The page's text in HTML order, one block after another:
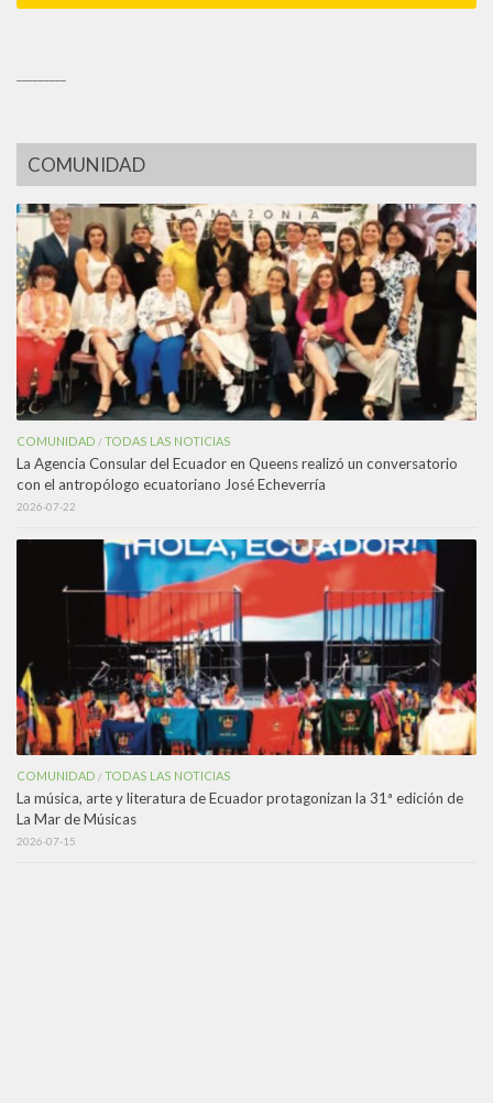
COMUNIDAD
COMUNIDAD /TODAS LAS NOTICIAS
La Agencia Consular del Ecuador en Queens realizó un conversatorio
con el antropólogo ecuatoriano José Echeverría
2026-07-22
COMUNIDAD /TODAS LAS NOTICIAS
La música, arte y literatura de Ecuador protagonizan la 31ª edición de
La Mar de Músicas
2026-07-15